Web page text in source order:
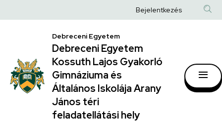
|
Debreceni
Egyetem
Kossuth
Lajos
Gyakorló
a
Anonim
fiók
menüje
Bejelentkezés
Debreceni Egyetem
Debreceni Egyetem
Kossuth Lajos Gyakorló
Gimnáziuma és
Általános Iskolája Arany
János téri
feladatellátási hely